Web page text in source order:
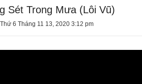
Sét Trong Mưa (Lôi Vũ)
Thứ 6 Tháng 11 13, 2020 3:12 pm